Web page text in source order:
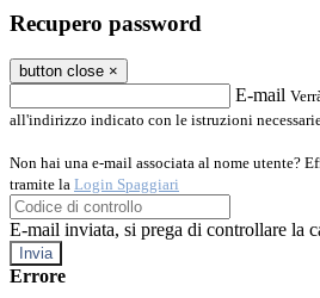
Recupero password
button close ×
E-mail
all'indirizzo indicato con le istruzioni
Non hai una e-mail associata al nome utente?
tramite la Login Spaggiari
E-mail inviata, si prega di controllare la
Errore